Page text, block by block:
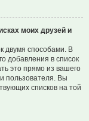
моих друзей и
двумя способами. В
добавления в список
это прямо из вашего
пользователя. Вы
списков на той